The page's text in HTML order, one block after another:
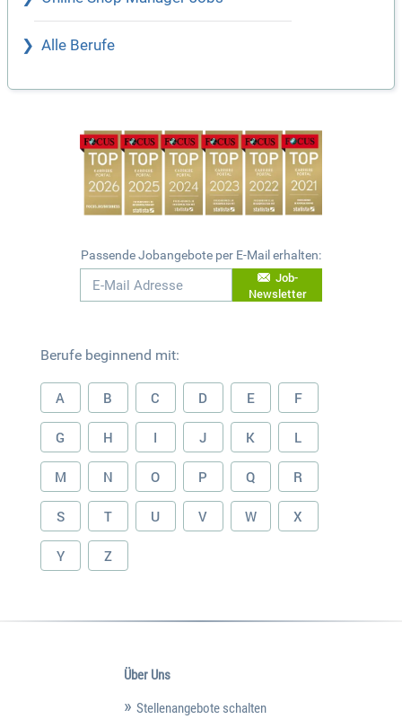
Alle Berufe
Passende Jobangebote per E-Mail erhalten:
Job-
Newsletter
Berufe beginnend mit:
A B C D E F
G H I J K L
M N O P Q R
S T U V W X
Y Z
Über Uns
Stellenangebote schalten